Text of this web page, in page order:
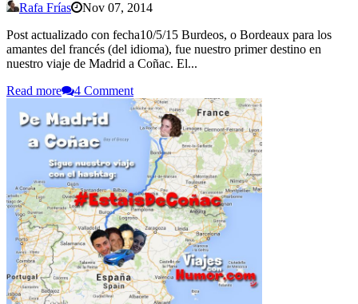
Rafa Frías
Nov 07, 2014
Post actualizado con fecha10/5/15 Burdeos, o Bordeaux para los
amantes del francés (del idioma), fue nuestro primer destino en
nuestro viaje de Madrid a Coñac. El...
Read more
4 Comment